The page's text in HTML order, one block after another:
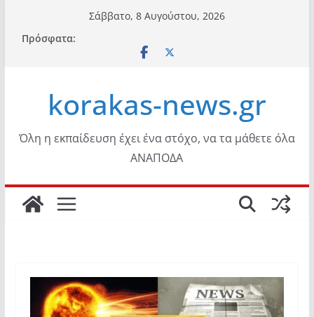
περιεχόμενο
Σάββατο, 8 Αυγούστου, 2026
Πρόσφατα:
korakas-news.gr
Όλη η εκπαίδευση έχει ένα στόχο, να τα μάθετε όλα
ΑΝΑΠΟΔΑ